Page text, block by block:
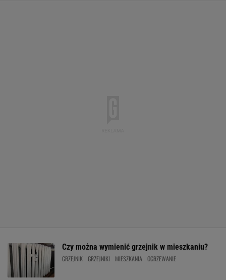
Czy można wymienić grzejnik w mieszkaniu?
GRZEJNIK GRZEJNIKI MIESZKANIA OGRZEWANIE